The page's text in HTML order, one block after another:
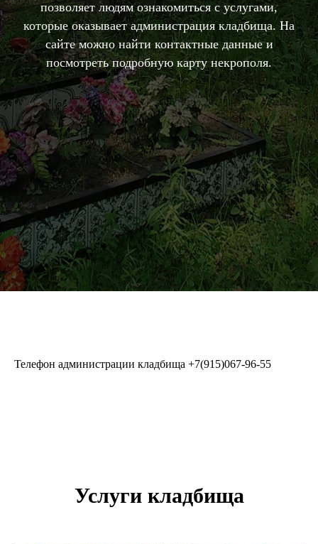
позволяет людям ознакомиться с услугами,
которые оказывает администрация кладбища. На
сайте можно найти контактные данные и
посмотреть подробную карту некрополя.
Телефон администрации кладбища +7(915)067-96-55
Услуги кладбища